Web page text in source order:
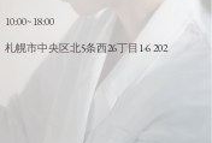
10:00~18:00
札幌市中央区北5条西26丁目 1-6 202